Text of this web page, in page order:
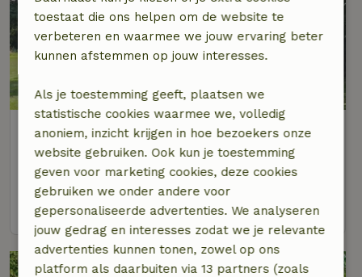
Natuurhuisje in Garmerwolde
Groningen, Nederland
2 personen 1 slaapkamer
bekijk
toestaat die ons helpen om de website te
verbeteren en waarmee we jouw ervaring beter
kunnen afstemmen op jouw interesses.
Als je toestemming geeft, plaatsen we
statistische cookies waarmee we, volledig
anoniem, inzicht krijgen in hoe bezoekers onze
website gebruiken. Ook kun je toestemming
geven voor marketing cookies, deze cookies
gebruiken we onder andere voor
gepersonaliseerde advertenties. We analyseren
jouw gedrag en interesses zodat we je relevante
advertenties kunnen tonen, zowel op ons
platform als daarbuiten via 13 partners (zoals